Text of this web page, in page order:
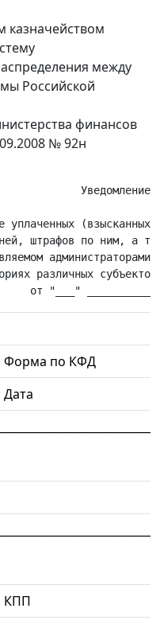
казначейством
между
Российской
финансов
№ 92н
Уведомление
уплаченных
штрафов по ним, а
администраторами
различных
Форма по КФД
Дата
КПП